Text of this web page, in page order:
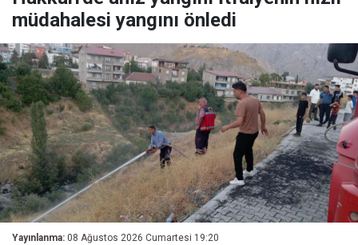
müdahalesi yangını önledi
Yayınlanma: 08 Ağustos 2026 Cumartesi 19:20